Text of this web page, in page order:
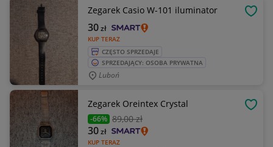
Zegarek Casio W-101 iluminator
KUP TERAZ
30zł
CZĘSTO SPRZEDAJE
SPRZEDAJĄCY: OSOBA PRYWATNA
Luboń
Zegarek Oreintex Crystal
-66% 89,00 zł
KUP TERAZ
30zł